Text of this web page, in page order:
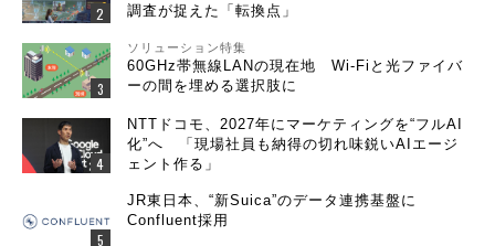
調査が捉えた「転換点」
ソリューション特集
60GHz帯無線LANの現在地 Wi-Fiと光ファイバ
ーの間を埋める選択肢に
NTTドコモ、2027年にマーケティングを“フルAI
化”へ 「現場社員も納得の切れ味鋭いAIエージ
ェント作る」
JR東日本、“新Suica”のデータ連携基盤に
Confluent採用